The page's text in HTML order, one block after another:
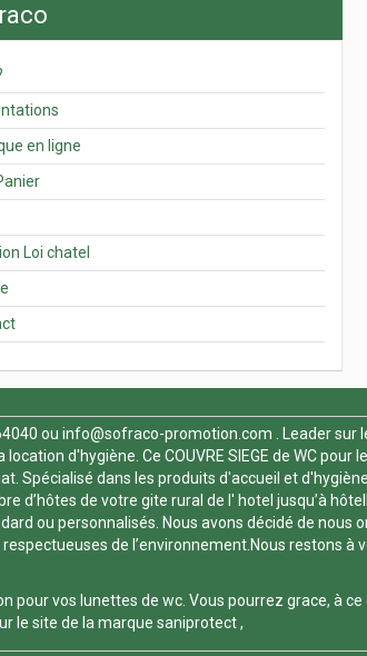
en ligne
Loi chatel
ou info@sofraco-promotion.com . Leader
location d'hygiène. Ce COUVRE SIEGE de WCpour
Spécialisé dans les produits d'accueil et
de votre gite rural de l' hotel jusqu’à
ou personnalisés. Nous avons décidé de
de l’environnement.Nous restons
pour vos lunettes de wc . Vous pourrez grace, à ce
le site de la marque saniprotect,